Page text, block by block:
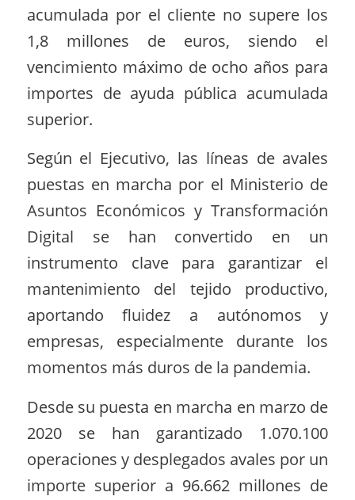
acumulada por el cliente no supere los
1,8 millones de euros, siendo el
vencimiento máximo de ocho años para
importes de ayuda pública acumulada
superior.
Según el Ejecutivo, las líneas de avales
puestas en marcha por el Ministerio de
Asuntos Económicos y Transformación
Digital se han convertido en un
instrumento clave para garantizar el
mantenimiento del tejido productivo,
aportando fluidez a autónomos y
empresas, especialmente durante los
momentos más duros de la pandemia.
Desde su puesta en marcha en marzo de
2020 se han garantizado 1.070.100
operaciones y desplegados avales por un
importe superior a 96.662 millones de